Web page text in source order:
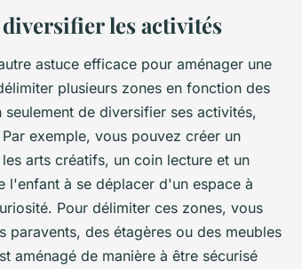
les activités
astuce efficace pour aménager une
plusieurs zones en fonction des
de diversifier ses activités,
exemple, vous pouvez créer un
arts créatifs, un coin lecture et un
l'enfant à se déplacer d'un espace à
Pour délimiter ces zones, vous
des étagères ou des meubles
aménagé de manière à être sécurisé